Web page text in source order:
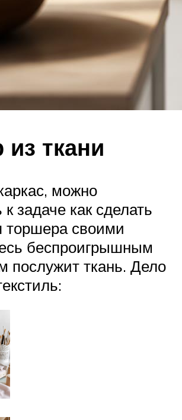
ткани
можно
задаче как сделать
торшера своими
беспроигрышным
послужит ткань. Дело